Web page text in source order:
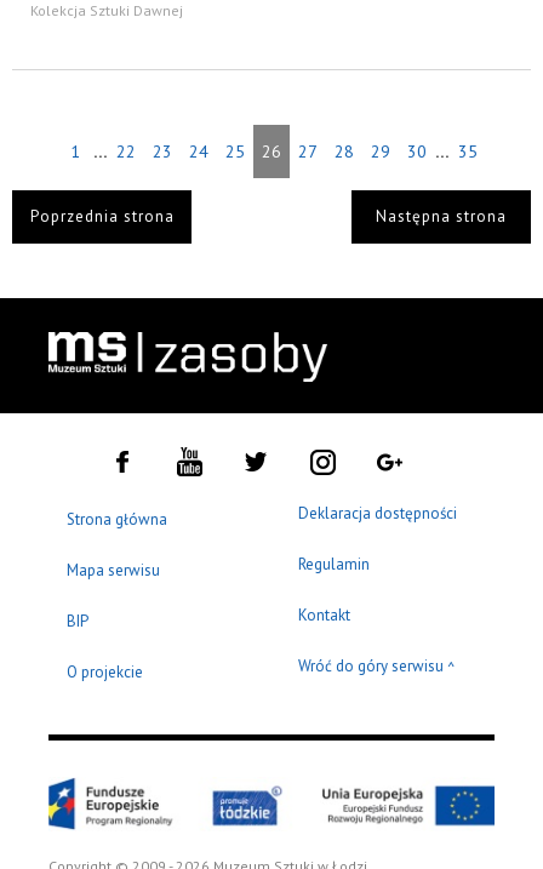
Kolekcja Sztuki Dawnej
1 ... 22 23 24 25 26 27 28 29 30 ... 35
Poprzednia strona Następna strona
Strona główna
Mapa serwisu
BIP
O projekcie
Deklaracja dostępności
Regulamin
Kontakt
Wróć do góry serwisu ^